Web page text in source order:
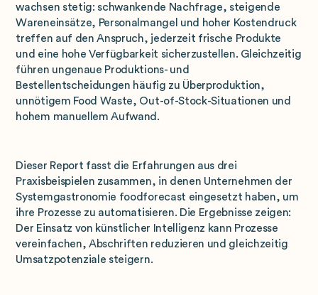
wachsen stetig: schwankende Nachfrage, steigende
Wareneinsätze, Personalmangel und hoher Kostendruck
treffen auf den Anspruch, jederzeit frische Produkte
und eine hohe Verfügbarkeit sicherzustellen. Gleichzeitig
führen ungenaue Produktions- und
Bestellentscheidungen häufig zu Überproduktion,
unnötigem Food Waste, Out-of-Stock-Situationen und
hohem manuellem Aufwand.
Dieser Report fasst die Erfahrungen aus drei
Praxisbeispielen zusammen, in denen Unternehmen der
Systemgastronomie foodforecast eingesetzt haben, um
ihre Prozesse zu automatisieren. Die Ergebnisse zeigen:
Der Einsatz von künstlicher Intelligenz kann Prozesse
vereinfachen, Abschriften reduzieren und gleichzeitig
Umsatzpotenziale steigern.